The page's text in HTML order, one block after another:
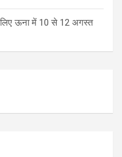
लिए ऊना में 10 से 12 अगस्त